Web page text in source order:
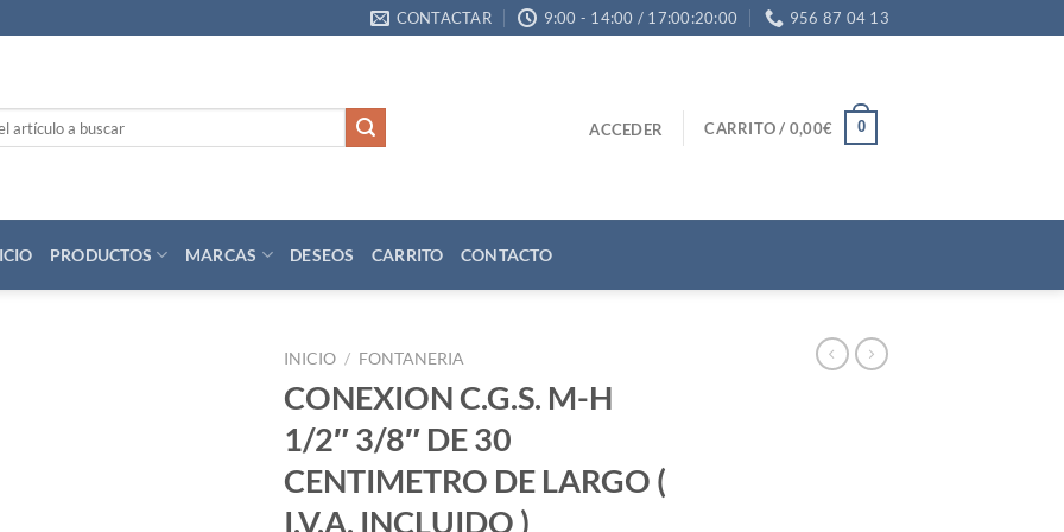
CONTACTAR 9:00 - 14:00 / 17:00:20:00 956 87 04 13
ACCEDER CARRITO / 0,00€ 0
PRODUCTOS MARCAS DESEOS CARRITO CONTACTO
INICIO / FONTANERIA
CONEXION C.G.S. M-H
1/2″ 3/8″ DE 30
CENTIMETRO DE LARGO (
I.V.A. INCLUIDO )